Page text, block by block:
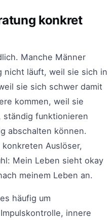
konkret
Manche Männer
nicht läuft, weil sie sich in
sie sich schwer damit
kommen, weil sie
ständig funktionieren
abschalten können.
Auslöser,
Mein Leben sieht okay
meinem Leben an.
häufig um
innere